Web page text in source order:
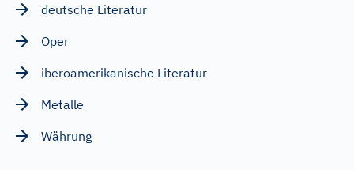
deutsche Literatur
Oper
iberoamerikanische Literatur
Metalle
Währung